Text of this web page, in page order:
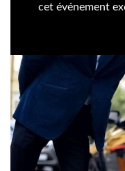
cet événement